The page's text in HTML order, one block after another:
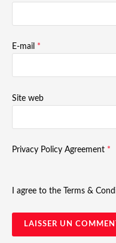
E-mail *
Site web
Privacy Policy Agreement *
I agree to the Terms &